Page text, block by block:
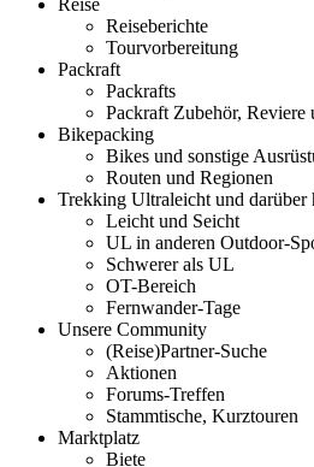
Reise
Reiseberichte
Tourvorbereitung
Packraft
Packrafts
Packraft Zubehör, Reviere
Bikepacking
Bikes und sonstige
Routen und Regionen
Trekking Ultraleicht und darüber
Leicht und Seicht
UL in anderen Outdoor-
Schwerer als UL
OT-Bereich
Fernwander-Tage
Unsere Community
(Reise)Partner-Suche
Aktionen
Forums-Treffen
Stammtische, Kurztouren
Marktplatz
Biete